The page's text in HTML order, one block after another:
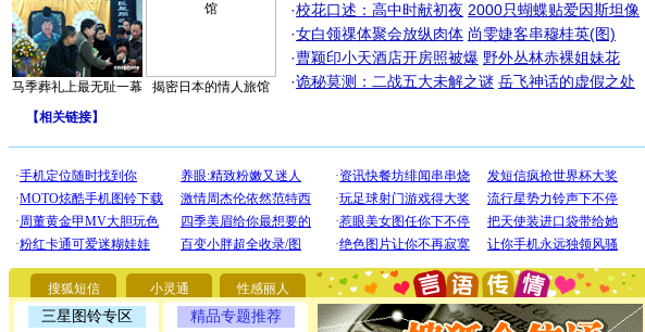
马季葬礼上最无耻一幕 揭密日本的情人旅馆
·校花口述：高中时献初夜 2000只蝴蝶贴爱因斯坦像
·女白领祼体聚会放纵肉体 尚雯婕客串穆桂英(图)
·曹颖印小天酒店开房照被爆 野外丛林赤裸姐妹花
·诡秘莫测：二战五大未解之谜 岳飞神话的虚假之处
【相关链接】
搜狐短信 小灵通 性感丽人
三星图铃专区 精品专题推荐
[圣诞节]圣诞节到了，想想没什么送给你的，又不打算给
你太多，只有给你五千万：千万快乐！千万要健康！千万
要平安！千万要知足！千万不要忘记我！
[圣诞节]不只这样的日子才会想起你,而是这样的日子才
能正大光明地骚扰你,告诉你,圣诞要快乐!新年要快乐!天天